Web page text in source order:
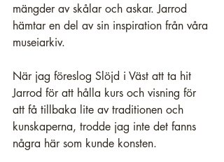
mängder av skålar och askar. Jarrod
hämtar en del av sin inspiration från våra
museiarkiv.
När jag föreslog Slöjd i Väst att ta hit
Jarrod för att hålla kurs och visning för
att få tillbaka lite av traditionen och
kunskaperna, trodde jag inte det fanns
några här som kunde konsten.